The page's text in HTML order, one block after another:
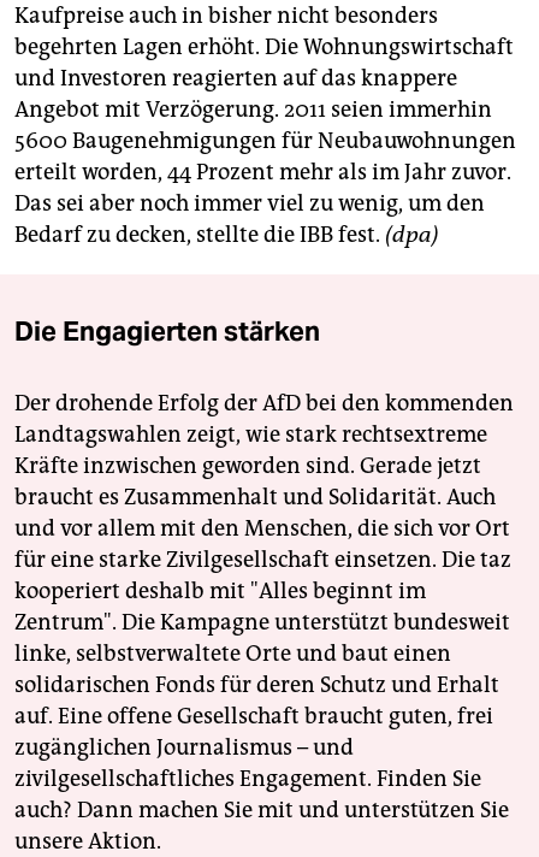
Kaufpreise auch in bisher nicht besonders
begehrten Lagen erhöht. Die Wohnungswirtschaft
und Investoren reagierten auf das knappere
Angebot mit Verzögerung. 2011 seien immerhin
5600 Baugenehmigungen für Neubauwohnungen
erteilt worden, 44 Prozent mehr als im Jahr zuvor.
Das sei aber noch immer viel zu wenig, um den
Bedarf zu decken, stellte die IBB fest. (dpa)
Die Engagierten stärken
Der drohende Erfolg der AfD bei den kommenden
Landtagswahlen zeigt, wie stark rechtsextreme
Kräfte inzwischen geworden sind. Gerade jetzt
braucht es Zusammenhalt und Solidarität. Auch
und vor allem mit den Menschen, die sich vor Ort
für eine starke Zivilgesellschaft einsetzen. Die taz
kooperiert deshalb mit "Alles beginnt im
Zentrum". Die Kampagne unterstützt bundesweit
linke, selbstverwaltete Orte und baut einen
solidarischen Fonds für deren Schutz und Erhalt
auf. Eine offene Gesellschaft braucht guten, frei
zugänglichen Journalismus – und
zivilgesellschaftliches Engagement. Finden Sie
auch? Dann machen Sie mit und unterstützen Sie
unsere Aktion.